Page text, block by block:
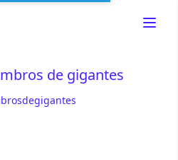
policies
de gigantes